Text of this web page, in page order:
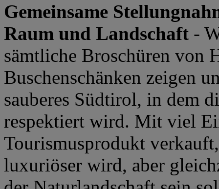
Gemeinsame
Raum und Landschaft -
sämtliche Broschüren von
Buschenschänken zeigen
sauberes Südtirol, in dem
respektiert wird. Mit viel
Tourismusprodukt
luxuriöser wird, aber